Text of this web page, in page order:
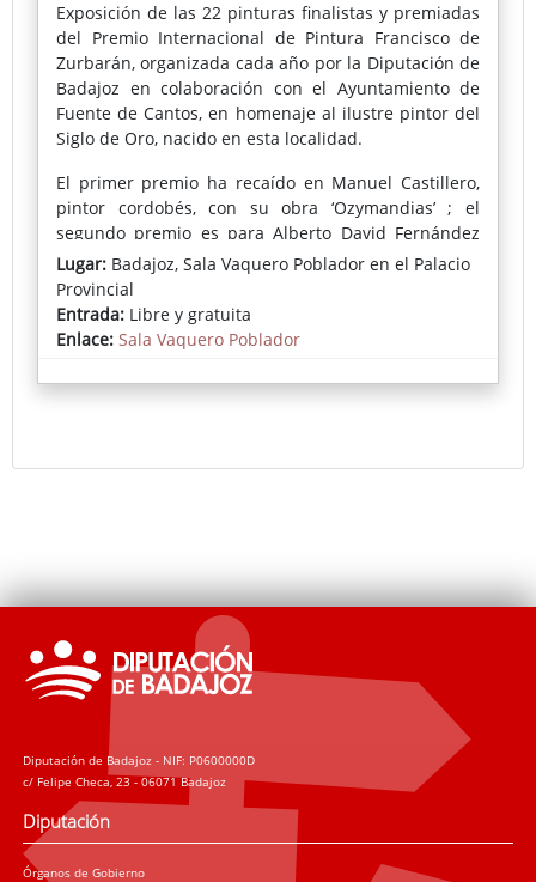
Holland Tunnel Gallery (Nueva York), Palau Robert
(Barcelona), James West Fine Art (Londres), L´avant
Musee (Paris) Galeria Fernando Magdalena (Vigo)
,Galeria Antonio de Barnola (Barcelona), Casa
Golferichs (Barcelona), entre otras.
Exposición de las 22 pinturas finalistas y premiadas
del Premio Internacional de Pintura Francisco de
Zurbarán, organizada cada año por la Diputación de
Badajoz en colaboración con el Ayuntamiento de
Fuente de Cantos, en homenaje al ilustre pintor del
Siglo de Oro, nacido en esta localidad.
El primer premio ha recaído en Manuel Castillero,
pintor cordobés, con su obra ‘Ozymandias’ ; el
segundo premio es para Alberto David Fernández
por su ‘Paisaje humano (mujer hurdana)’; el tercero,
Domingo Martínez con ‘Doppelgänger: Cronofobia’; y
José Arnau Belén se ha alzado con el cuarto premio
al presentar ‘Composición’.
En cuanto al Premio del Jurado Popular, ha viajado
Lugar: Badajoz, Sala Vaquero Poblador en el Palacio
Provincial
Entrada: Libre y gratuita
Enlace: Sala Vaquero Poblador
Diputación de Badajoz - NIF: P0600000D
c/ Felipe Checa, 23 - 06071 Badajoz
Diputación
Órganos de Gobierno